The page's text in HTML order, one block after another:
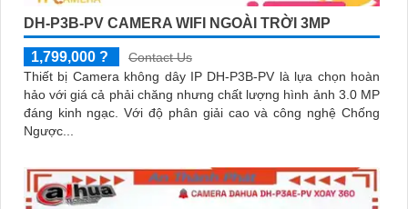
DH-P3B-PV CAMERA WIFI NGOÀI TRỜI 3MP
1,799,000 ?
Contact Us
Thiết bị Camera không dây IP DH-P3B-PV là lựa chọn hoàn
hảo với giá cả phải chăng nhưng chất lượng hình ảnh 3.0 MP
đáng kinh ngạc. Với độ phân giải cao và công nghệ Chống
Ngược...